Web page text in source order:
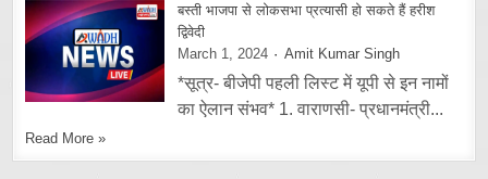
बस्ती भाजपा से लोकसभा प्रत्यासी हो सकते हैं हरीश
द्विवेदी
March 1, 2024
Amit Kumar Singh
*सूत्र- बीजेपी पहली लिस्ट में यूपी से इन नामों
का ऐलान संभव* 1. वाराणसी- प्रधानमंत्री...
Read More »